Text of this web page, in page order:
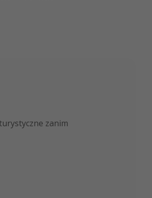
zanim
i wiele więcej!